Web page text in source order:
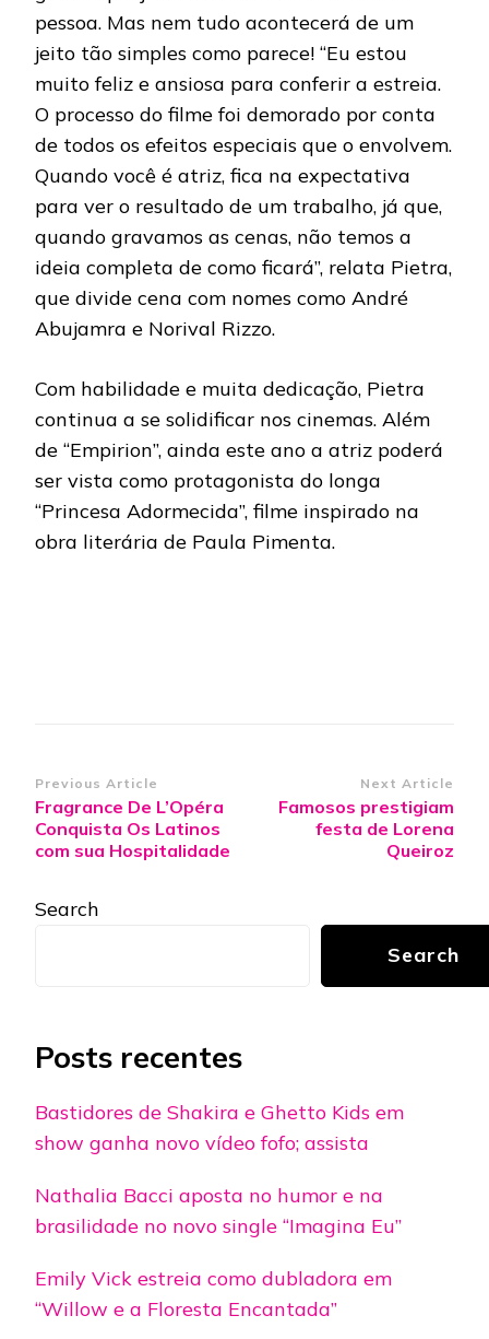
pessoa. Mas nem tudo acontecerá de um
jeito tão simples como parece! “Eu estou
muito feliz e ansiosa para conferir a estreia.
O processo do filme foi demorado por conta
de todos os efeitos especiais que o envolvem.
Quando você é atriz, fica na expectativa
para ver o resultado de um trabalho, já que,
quando gravamos as cenas, não temos a
ideia completa de como ficará”, relata Pietra,
que divide cena com nomes como André
Abujamra e Norival Rizzo.
Com habilidade e muita dedicação, Pietra
continua a se solidificar nos cinemas. Além
de “Empirion”, ainda este ano a atriz poderá
ser vista como protagonista do longa
“Princesa Adormecida”, filme inspirado na
obra literária de Paula Pimenta.
Post
Navigation
Previous Article
Fragrance De L’Opéra
Conquista Os Latinos
com sua Hospitalidade
Next Article
Famosos prestigiam
festa de Lorena
Queiroz
Search
Search
Posts recentes
Bastidores de Shakira e Ghetto Kids em
show ganha novo vídeo fofo; assista
Nathalia Bacci aposta no humor e na
brasilidade no novo single “Imagina Eu”
Emily Vick estreia como dubladora em
“Willow e a Floresta Encantada”